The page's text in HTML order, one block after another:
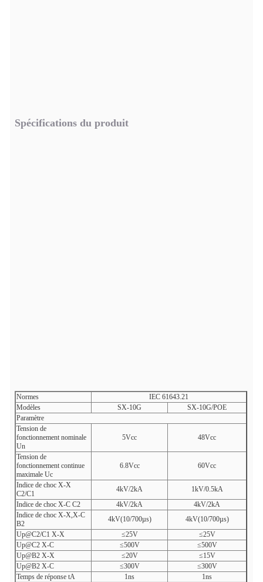
Spécifications du produit
Normes
IEC 61643.21
Modèles
SX-10G
SX-10G/POE
Paramètre
Tension de
fonctionnement nominale
Un
5Vcc 48Vcc
Tension de
fonctionnement continue
maximale Uc
6.8Vcc 60Vcc
Indice de choc X-X
C2/C1
4kV/2kA
1kV/0.5kA
Indice de choc X-C C2
4kV/2kA
4kV/2kA
Indice de choc X-X,X-C
B2
4kV(10/700µs)
4kV(10/700µs)
Up@C2/C1 X-X
≤25V
≤25V
Up@C2 X-C
≤500V
≤500V
Up@B2 X-X
≤20V
≤15V
Up@B2 X-C
≤300V
≤300V
Temps de réponse tA
1ns
1ns